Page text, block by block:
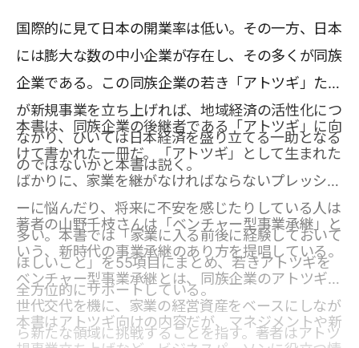
国際的に見て日本の開業率は低い。その一方、日本
には膨大な数の中小企業が存在し、その多くが同族
企業である。この同族企業の若き「アトツギ」たち
が新規事業を立ち上げれば、地域経済の活性化につ
ながり、ひいては日本経済を盛り立てる一助となる
のではないかと本書は説く。
本書は、同族企業の後継者である「アトツギ」に向
けて書かれた一冊だ。「アトツギ」として生まれた
ばかりに、家業を継がなければならないプレッシャ
ーに悩んだり、将来に不安を感じたりしている人は
多い。本書では「家業に入る前後に経験しておいて
ほしいこと」を55項目にまとめ、若きアトツギを
全方位的にサポートしている。
著者の山野千枝さんは「ベンチャー型事業承継」と
いう、新時代の事業承継のあり方を提唱している。
ベンチャー型事業承継とは、同族企業のアトツギが
世代交代を機に、家業の経営資産をベースにしなが
ら新たな領域に挑戦することを指す。著者はアトツ
本書はアトツギ向けの内容だが、マネジメントや新